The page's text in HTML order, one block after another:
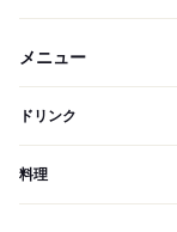
メニュー
ドリンク
料理